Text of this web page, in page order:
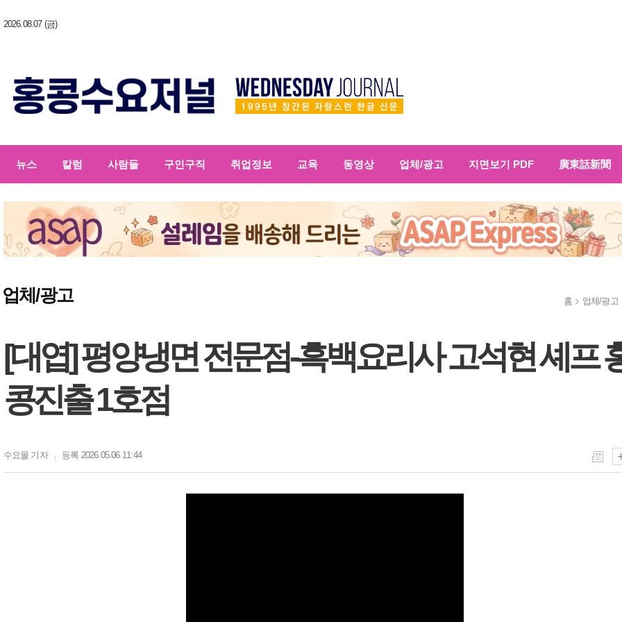
2026.08.07 (금)
뉴스 칼럼 사람들 구인구직 취업정보 교육 동영상 업체/광고 지면보기 PDF 廣東話新聞
업체/광고 홈 업체/광고
[대엽] 평양냉면 전문점-흑백요리사 고석현 셰프
콩진출 1호점
수요몰 기자 등록 2026.05.06 11:44